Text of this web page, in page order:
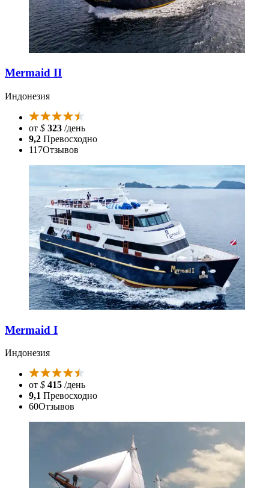
Mermaid II
Индонезия
от $ 323 /день
9,2 Превосходно
117Отзывов
Mermaid I
Индонезия
от $ 415 /день
9,1 Превосходно
60Отзывов